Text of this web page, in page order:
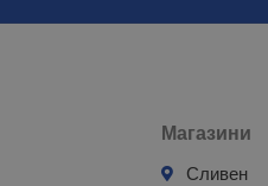
Магазини
Сливен